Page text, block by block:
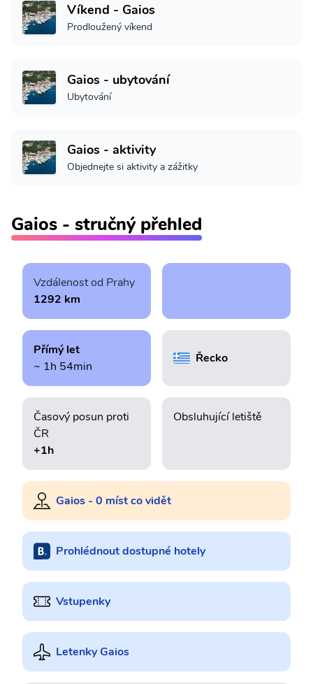
Víkend - Gaios
Prodloužený víkend
Gaios - ubytování
Ubytování
Gaios - aktivity
Objednejte si aktivity a zážitky
Gaios - stručný přehled
Vzdálenost od Prahy
1292 km
Přímý let
~ 1h 54min
Řecko
Časový posun proti
ČR
+1h
Obsluhující letiště
Gaios - 0 míst co vidět
Prohlédnout dostupné hotely
Vstupenky
Letenky Gaios